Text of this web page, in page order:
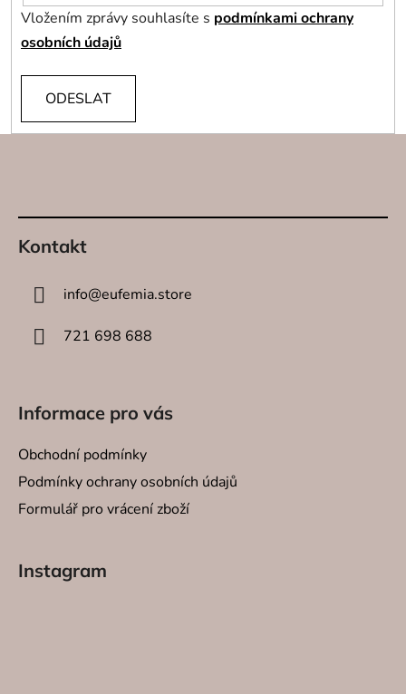
Vložením zprávy souhlasíte s podmínkami ochrany
osobních údajů
ODESLAT
Kontakt
info@eufemia.store
721 698 688
Informace pro vás
Obchodní podmínky
Podmínky ochrany osobních údajů
Formulář pro vrácení zboží
Instagram